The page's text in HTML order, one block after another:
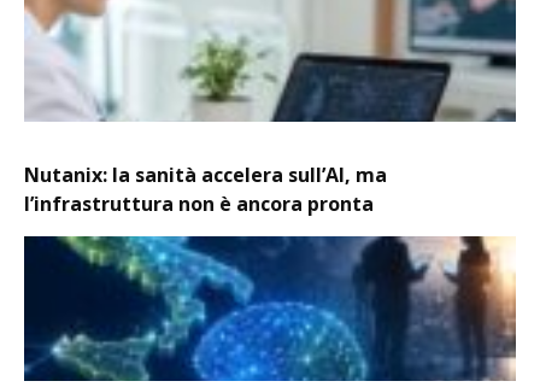
Nutanix: la sanità accelera sull’AI, ma
l’infrastruttura non è ancora pronta